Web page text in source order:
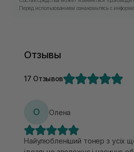
Перед использованием ознакомьтесь с
Отзывы
17 Отзывов
О Олена
Найулюбленіший тонер з усіх